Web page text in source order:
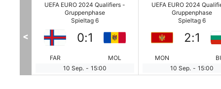
UEFA EURO 2024 Qualifiers -
Gruppenphase
Spieltag 6
FAR
0:1
MOL
10 Sep. - 15:00
UEFA EURO 2024
Gruppenphase
Spieltag 6
MON
2:1
10 Sep. - 15:00
<